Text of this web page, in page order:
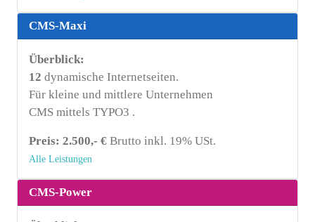
CMS-Maxi
Überblick:
12 dynamische Internetseiten.
Für kleine und mittlere Unternehmen
CMS mittels TYPO3 .
Preis: 2.500,- € Brutto inkl. 19% USt.
Alle Leistungen
CMS-Power